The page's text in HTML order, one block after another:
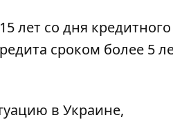
лет со дня кредитного
сроком более 5
в Украине,